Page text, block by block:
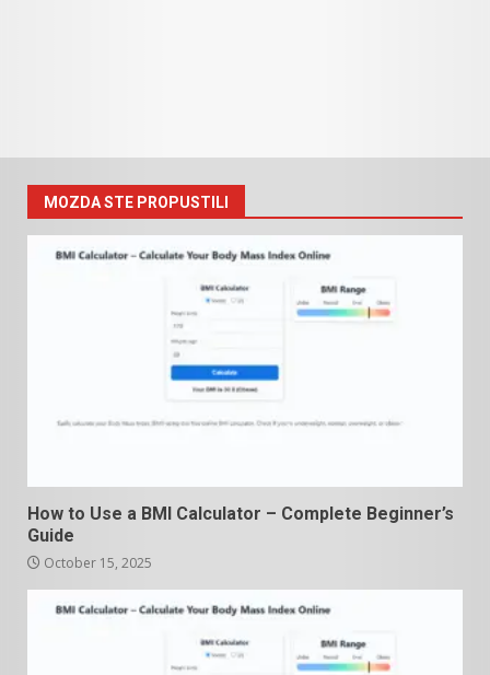
MOZDA STE PROPUSTILI
How to Use a BMI Calculator – Complete Beginner’s
Guide
October 15, 2025